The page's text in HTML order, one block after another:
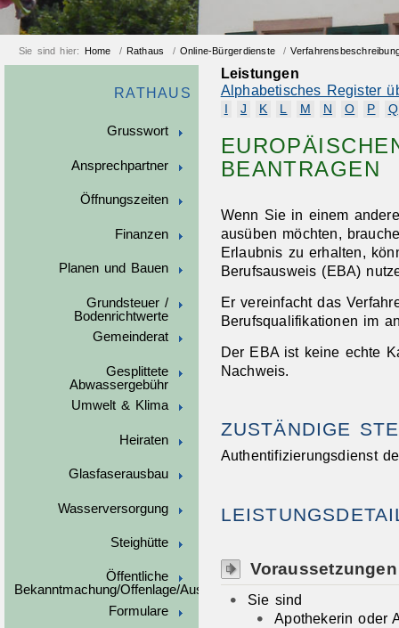
Sie sind hier: Home / Rathaus / Online-Bürgerdienste /
RATHAUS
Grusswort
Ansprechpartner
Öffnungszeiten
Finanzen
Planen und Bauen
Grundsteuer /
Bodenrichtwerte
Gemeinderat
Gesplittete
Abwassergebühr
Umwelt & Klima
Heiraten
Glasfaserausbau
Wasserversorgung
Steighütte
Öffentliche
Bekanntmachung/Offenlage/Ausschreibungen
Formulare
Leistungen
Alphabetisches Register
J K L M N O P Q
BEANTRAGEN
Wenn Sie in einem
ausüben möchten,
Erlaubnis zu erhalten,
Berufsausweis (EBA)
Er vereinfacht das
Berufsqualifikationen im
Der EBA ist keine echte
Nachweis.
ZUSTÄNDIGE
Authentifizierungsdienst
Voraussetzungen
Sie sind
Apothekerin oder